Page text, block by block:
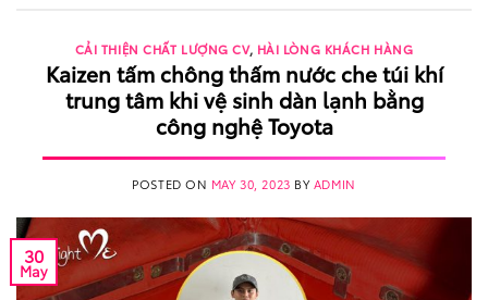
CẢI THIỆN CHẤT LƯỢNG CV, HÀI LÒNG KHÁCH HÀNG
Kaizen tấm chông thấm nước che túi khí
trung tâm khi vệ sinh dàn lạnh bằng
công nghệ Toyota
POSTED ON MAY 30, 2023 BYADMIN
30
May